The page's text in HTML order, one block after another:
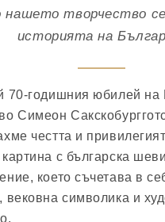
нашето творчество се
историята на
70-годишния юбилей на
Симеон
честта и
с българска
което съчетава в
вековна символика и